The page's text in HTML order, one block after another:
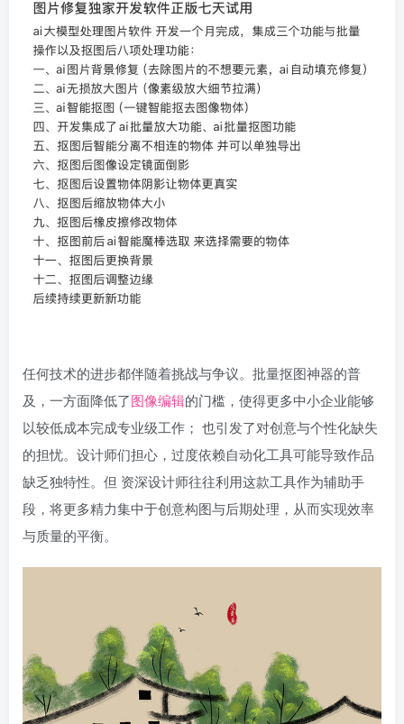
任何技术的进步都伴随着挑战与争议。批量抠图神器的普
及，一方面降低了图像编辑的门槛，使得更多中小企业能够
以较低成本完成专业级工作； 也引发了对创意与个性化缺失
的担忧。设计师们担心，过度依赖自动化工具可能导致作品
缺乏独特性。但 资深设计师往往利用这款工具作为辅助手
段，将更多精力集中于创意构图与后期处理，从而实现效率
与质量的平衡。